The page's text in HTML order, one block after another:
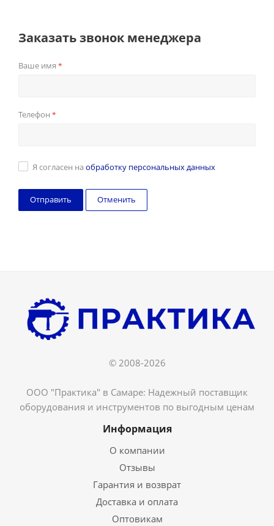
Заказать звонок менеджера
Ваше имя *
Телефон *
Я согласен на обработку персональных данных
Отменить
© 2008-2026
ООО "Практика" в Самаре: Надежный поставщик
оборудования и инструментов по выгодным ценам
Информация
О компании
Отзывы
Гарантия и возврат
Доставка и оплата
Оптовикам